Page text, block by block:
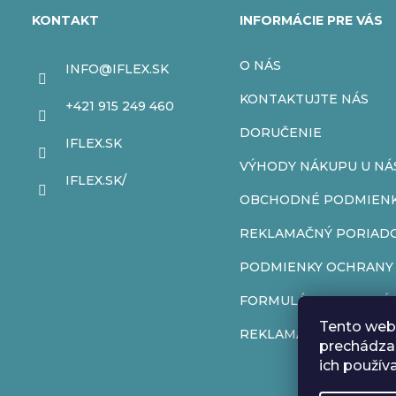
Tento
ich
KONTAKT
INFO@IFLEX.SK
+421 915 249 460
IFLEX.SK
IFLEX.SK/
INFORMÁCIE PRE VÁS
O NÁS
KONTAKTUJTE NÁS
DORUČENIE
VÝHODY NÁKUPU U
OBCHODNÉ
REKLAMAČNÝ
PODMIENKY
FORMULÁR NA
REKLAMAČNÝ